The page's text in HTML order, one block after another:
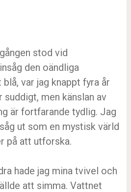
stod vid
den oändliga
var jag knappt fyra år
suddigt, men känslan av
är fortfarande tydlig. Jag
ut som en mystisk värld
på att utforska.
hade jag mina tvivel och
att simma. Vattnet